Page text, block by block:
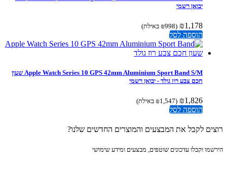
יבואן רשמי
₪1,178
(
₪ 998 באילת)
הוספה לסל
Apple Watch Series 10 GPS 42mm Aluminium Sport Band S/M שעון
חכם צבע רוז גולד - יבואן רשמי
₪1,826
(
₪1,547 באילת)
הוספה לסל
לקבל את המבצעים והמוצרים החדשים שלנו?
וקבלו עדכונים שוטפים, מבצעים ומידע שימושי